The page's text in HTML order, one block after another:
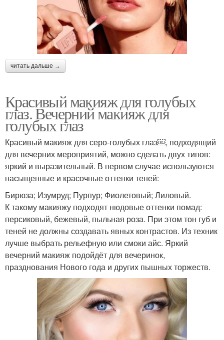
читать дальше →
Красивый макияж для голубых
глаз. Вечерний макияж для
голубых глаз
Красивый макияж для серо-голубых глаз￼, подходящий
для вечерних мероприятий, можно сделать двух типов:
яркий и выразительный. В первом случае используются
насыщенные и красочные оттенки теней:
Бирюза; Изумруд; Пурпур; Фиолетовый; Лиловый.
К такому макияжу подходят нюдовые оттенки помад:
персиковый, бежевый, пыльная роза. При этом тон губ и
теней не должны создавать явных контрастов. Из техник
лучше выбрать рельефную или смоки айс. Яркий
вечерний макияж подойдёт для вечеринок,
празднования Нового года и других пышных торжеств.